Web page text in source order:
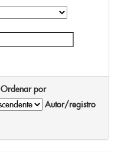
Ordenar por
Autor/registro